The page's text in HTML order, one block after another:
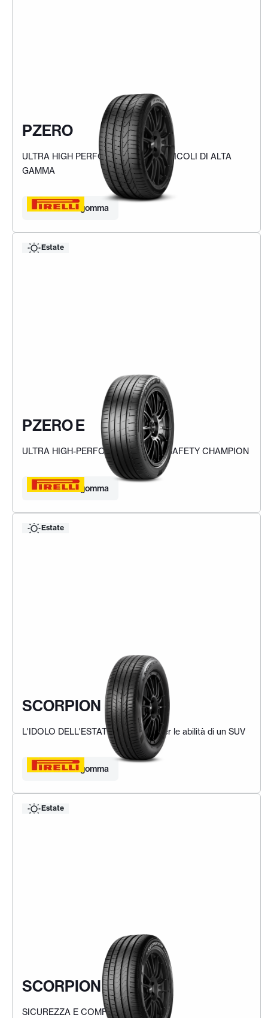
PZERO
ULTRA HIGH PERFORMANCE PER VEICOLI DI ALTA
GAMMA
Trova la tua gomma
Estate
PZERO E
ULTRA HIGH-PERFORMANCE ECO-SAFETY CHAMPION
Trova la tua gomma
Estate
SCORPION
L'IDOLO DELL'ESTATE Progettato per le abilità di un SUV
Trova la tua gomma
Estate
SCORPION VERDE
SICUREZZA E COMFORT PER I SUV